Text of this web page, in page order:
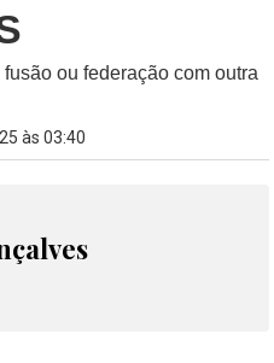
ou federação com outra
às 03:40